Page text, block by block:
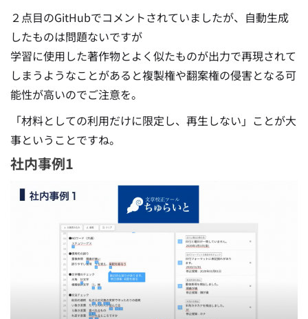
２点目のGitHubでコメントされていましたが、自動生成
したものは問題ないですが
学習に使用した著作物とよく似たものが出力で再現されて
しまうようなことがあると複製権や翻案権の侵害となる可
能性が高いのでご注意を。
「材料としての利用だけに限定し、再生しない」ことが大
事ということですね。
社内事例1